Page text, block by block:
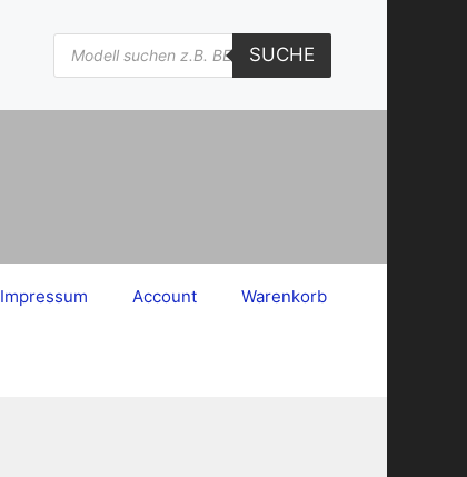
Products
search
SUCHE
Impressum Account Warenkorb